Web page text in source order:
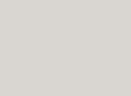
mese di Giugno 2014.
mese di Luglio 2014.
opere museali.
mese di Agosto 2014.